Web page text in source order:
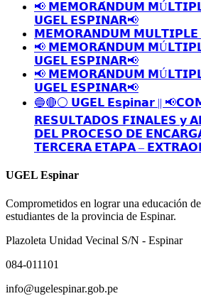
📢 𝗠𝗘𝗠𝗢𝗥𝗔́𝗡𝗗𝗨𝗠
𝗨𝗚𝗘𝗟 𝗘𝗦𝗣𝗜𝗡𝗔𝗥📢
𝗠𝗘𝗠𝗢𝗥𝗔𝗡𝗗𝗨𝗠 𝗠𝗨𝗟𝗧𝗜𝗣𝗟𝗘
📢 𝗠𝗘𝗠𝗢𝗥𝗔́𝗡𝗗𝗨𝗠
𝗨𝗚𝗘𝗟 𝗘𝗦𝗣𝗜𝗡𝗔𝗥📢
📢 𝗠𝗘𝗠𝗢𝗥𝗔́𝗡𝗗𝗨𝗠
𝗨𝗚𝗘𝗟 𝗘𝗦𝗣𝗜𝗡𝗔𝗥📢
🔵🔴⚪️ 𝗨𝗚𝗘𝗟 𝗘𝘀𝗽𝗶𝗻𝗮𝗿 ||
𝗥𝗘𝗦𝗨𝗟𝗧𝗔𝗗𝗢𝗦 𝗙𝗜𝗡𝗔𝗟𝗘𝗦 𝘆
𝗗𝗘𝗟 𝗣𝗥𝗢𝗖𝗘𝗦𝗢 𝗗𝗘
𝗧𝗘𝗥𝗖𝗘𝗥𝗔 𝗘𝗧𝗔𝗣𝗔 –
UGEL Espinar
Comprometidos en lograr una educación
estudiantes de la provincia de Espinar.
Plazoleta Unidad Vecinal S/N - Espinar
084-011101
info@ugelespinar.gob.pe